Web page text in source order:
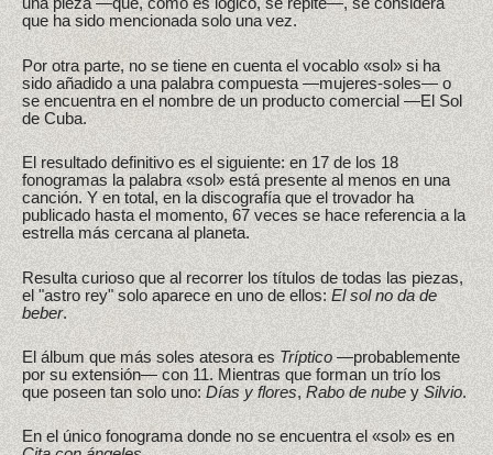
que ha sido mencionada solo una vez.
Por otra parte, no se tiene en cuenta el vocablo «sol» si ha
sido añadido a una palabra compuesta —mujeres-soles— o
se encuentra en el nombre de un producto comercial —El Sol
de Cuba.
El resultado definitivo es el siguiente: en 17 de los 18
fonogramas la palabra «sol» está presente al menos en una
canción. Y en total, en la discografía que el trovador ha
publicado hasta el momento, 67 veces se hace referencia a la
estrella más cercana al planeta.
Resulta curioso que al recorrer los títulos de todas las piezas,
el "astro rey" solo aparece en uno de ellos:El sol no da de
beber.
El álbum que más soles atesora esTríptico—probablemente
por su extensión— con 11. Mientras que forman un trío los
que poseen tan solo uno:Días y flores,Rabo de nubey Silvio.
En el único fonograma donde no se encuentra el «sol» es en